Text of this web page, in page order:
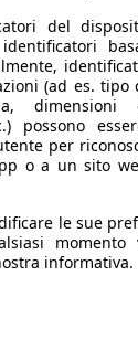
del
(ad es.
dimensioni
possono
per
o a un sito
le sue
momento
informativa.